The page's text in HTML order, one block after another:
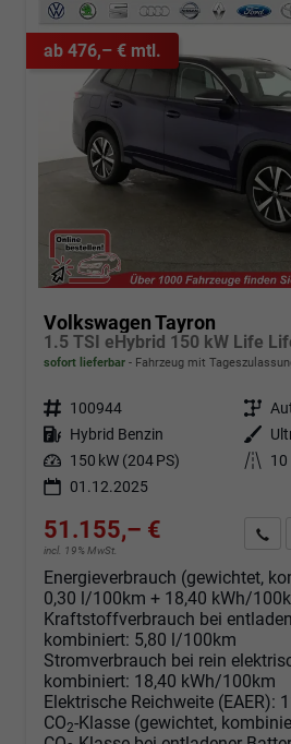
ab 476,– € mtl.
Volkswagen Tayron
sofort lieferbar Fahrzeug mit
Fahrzeugnr. 100944 Getriebe
Kraftstoff Hybrid Benzin Außenfarbe
Leistung 150 kW (204 PS) Kilometerstand
10
01.12.2025
51.155,– €
incl. 19% MwSt.
Energieverbrauch (gewichtet,
0,30 l/100km + 18,40 kWh/
Kraftstoffverbrauch bei
kombiniert: 5,80 l/100km
Stromverbrauch bei rein
kombiniert: 18,40 kWh/100km
Elektrische Reichweite (EAER):
CO2-Klasse (gewichtet,